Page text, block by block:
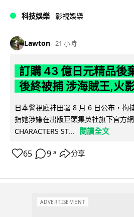
科技娛樂 影視娛樂
Lawton 21 小時
訂購 43 億日元精品後
後終被捕 涉海賊王,火
日本警視廳神田署 8 月 6 日公布，拘
指她涉嫌在出版巨頭集英社旗下官方
CHARACTERS ST...
閱讀全文
65 9 ↗ 分享
ADVERTISEMENT